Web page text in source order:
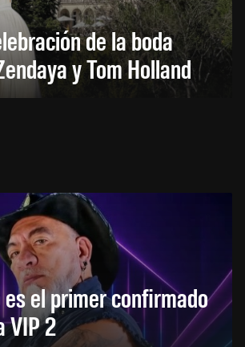
de la boda
y Tom Holland
es el primer confirmado
VIP 2